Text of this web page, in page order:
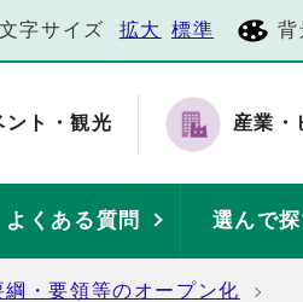
文字サイズ 拡大 標準 背
ント・観光 産業・
よくある質問 選んで
綱・要領等のオープン化